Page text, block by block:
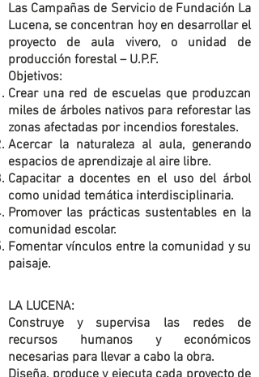
Las Campañas de Servicio de Fundación La
Lucena, se concentran hoy en desarrollar el
proyecto de aula vivero, o unidad de
producción forestal – U.P.F.
Objetivos:
Crear una red de escuelas que produzcan
miles de árboles nativos para reforestar las
zonas afectadas por incendios forestales.
Acercar la naturaleza al aula, generando
espacios de aprendizaje al aire libre.
Capacitar a docentes en el uso del árbol
como unidad temática interdisciplinaria.
Promover las prácticas sustentables en la
comunidad escolar.
Fomentar vínculos entre la comunidad y su
paisaje.
LA LUCENA:
Construye y supervisa las redes de
recursos humanos y económicos
necesarias para llevar a cabo la obra.